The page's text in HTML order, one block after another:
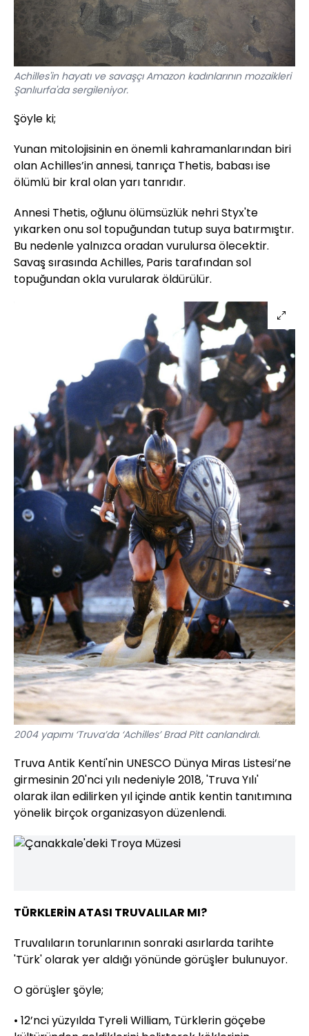
Achilles'in hayatı ve savaşçı Amazon kadınlarının mozaikleri
Şanlıurfa'da sergileniyor.
Şöyle ki;
Yunan mitolojisinin en önemli kahramanlarından biri
olan Achilles’in annesi, tanrıça Thetis, babası ise
ölümlü bir kral olan yarı tanrıdır.
Annesi Thetis, oğlunu ölümsüzlük nehri Styx'te
yıkarken onu sol topuğundan tutup suya batırmıştır.
Bu nedenle yalnızca oradan vurulursa ölecektir.
Savaş sırasında Achilles, Paris tarafından sol
topuğundan okla vurularak öldürülür.
2004 yapımı ‘Truva’da ‘Achilles’ Brad Pitt canlandırdı.
Truva Antik Kenti'nin UNESCO Dünya Miras Listesi’ne
girmesinin 20'nci yılı nedeniyle 2018, 'Truva Yılı'
olarak ilan edilirken yıl içinde antik kentin tanıtımına
yönelik birçok organizasyon düzenlendi.
TÜRKLERİN ATASI TRUVALILAR MI?
Truvalıların torunlarının sonraki asırlarda tarihte
'Türk' olarak yer aldığı yönünde görüşler bulunuyor.
O görüşler şöyle;
• 12’nci yüzyılda Tyreli William, Türklerin göçebe